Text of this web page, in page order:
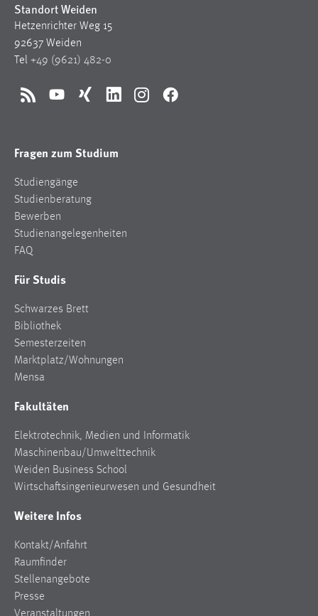
Standort Weiden
Hetzenrichter Weg 15
92637 Weiden
Tel +49 (9621) 482-0
RSS YouTubeXing LinkedInInstagramFacebook
Fragen zum Studium
Studiengänge
Studienberatung
Bewerben
Studienangelegenheiten
FAQ
Für Studis
Schwarzes Brett
Bibliothek
Semesterzeiten
Marktplatz/Wohnungen
Mensa
Fakultäten
Elektrotechnik, Medien und Informatik
Maschinenbau/Umwelttechnik
Weiden Business School
Wirtschaftsingenieurwesen und Gesundheit
Weitere Infos
Kontakt/Anfahrt
Raumfinder
Stellenangebote
Presse
Cookie Laufzeit:
Anbieter:
Zweck:
Conversion-Tracking
Cookie Laufzeit:
EXTERNE MEDIEN
Um Inhalte von Videoplattformen und Social Media
Plattformen anzeigen zu können, werden von diesen
externen Medien Cookies gesetzt.
Vimeo